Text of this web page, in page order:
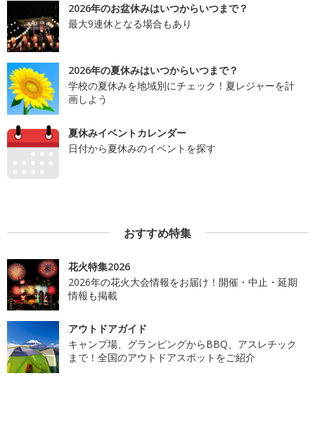
2026年のお盆休みはいつからいつまで？
最大9連休となる場合もあり
2026年の夏休みはいつからいつまで？
学校の夏休みを地域別にチェック！夏レジャーを計
画しよう
夏休みイベントカレンダー
日付から夏休みのイベントを探す
おすすめ特集
花火特集2026
2026年の花火大会情報をお届け！開催・中止・延期
情報も掲載
アウトドアガイド
キャンプ場、グランピングからBBQ、アスレチック
まで！全国のアウトドアスポットをご紹介